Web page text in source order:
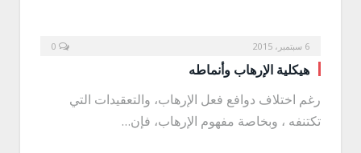
6 سبتمبر، 2015
هيكلية الإرهاب وأنماطه
رغم اختلاف دوافع فعل الإرهاب، والتعقيدات التي
تكتنفه ، وبخاصة مفهوم الإرهاب، فإن…